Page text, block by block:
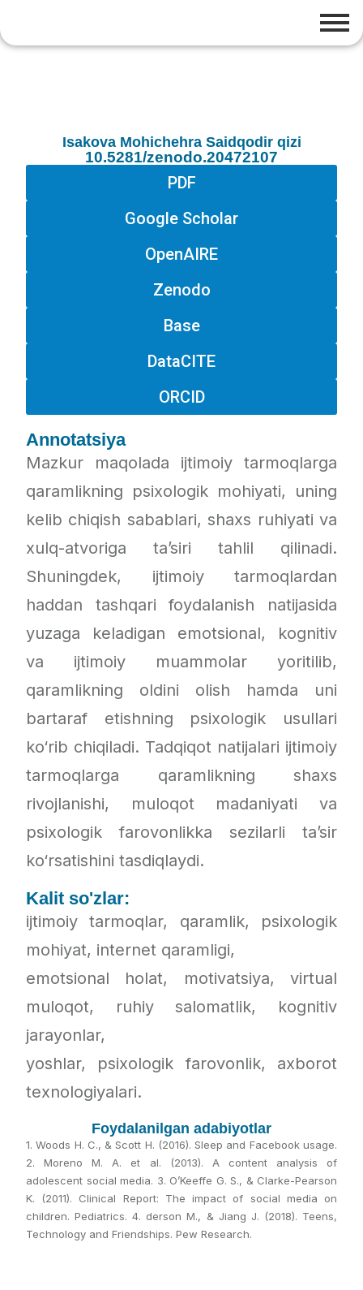
Isakova Mohichehra Saidqodir qizi
10.5281/zenodo.20472107
PDF
Google Scholar
OpenAIRE
Zenodo
Base
DataCITE
ORCID
Annotatsiya
Mazkur maqolada ijtimoiy tarmoqlarga
qaramlikning psixologik mohiyati, uning
kelib chiqish sabablari, shaxs ruhiyati va
xulq-atvoriga ta’siri tahlil qilinadi.
Shuningdek, ijtimoiy tarmoqlardan
haddan tashqari foydalanish natijasida
yuzaga keladigan emotsional, kognitiv
va ijtimoiy muammolar yoritilib,
qaramlikning oldini olish hamda uni
bartaraf etishning psixologik usullari
ko‘rib chiqiladi. Tadqiqot natijalari ijtimoiy
tarmoqlarga qaramlikning shaxs
rivojlanishi, muloqot madaniyati va
psixologik farovonlikka sezilarli ta’sir
ko‘rsatishini tasdiqlaydi.
Kalit so'zlar:
ijtimoiy tarmoqlar, qaramlik, psixologik
mohiyat, internet qaramligi,
emotsional holat, motivatsiya, virtual
muloqot, ruhiy salomatlik, kognitiv
jarayonlar,
yoshlar, psixologik farovonlik, axborot
texnologiyalari.
Foydalanilgan adabiyotlar
1. Woods H. C., & Scott H. (2016). Sleep and Facebook usage.
2. Moreno M. A. et al. (2013). A content analysis of
adolescent social media. 3. O’Keeffe G. S., & Clarke-Pearson
K. (2011). Clinical Report: The impact of social media on
children. Pediatrics. 4. derson M., & Jiang J. (2018). Teens,
Technology and Friendships. Pew Research.